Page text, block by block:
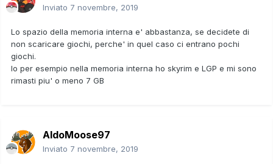
Inviato 7 novembre, 2019
Lo spazio della memoria interna e' abbastanza, se decidete di
non scaricare giochi, perche' in quel caso ci entrano pochi
giochi.
Io per esempio nella memoria interna ho skyrim e LGP e mi sono
rimasti piu' o meno 7 GB
AldoMoose97
Inviato 7 novembre, 2019